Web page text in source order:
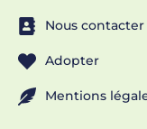
Nous contacter
Adopter
Mentions